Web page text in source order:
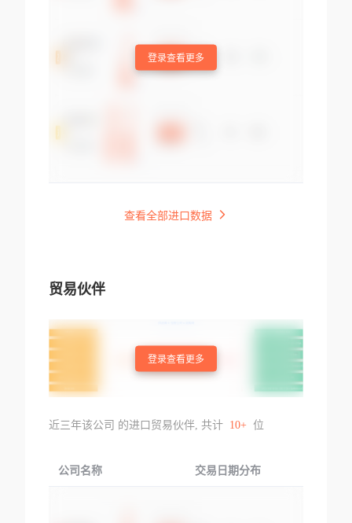
登录查看更多
查看全部进口数据
贸易伙伴
登录查看更多
近三年该公司 的进口贸易伙伴, 共计 10+ 位
公司名称 交易日期分布